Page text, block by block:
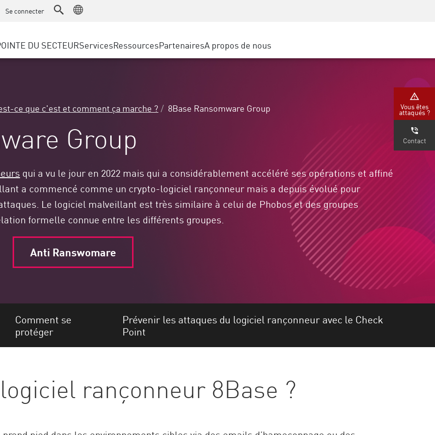
SASE
l’IdO Solutions
sécurisé Edge
Gouvernement local et d’État
Opérateurs télécom / Fournisseurs de service
DU SECTEURServices
Gestion technique avancée des comptes
RessourcesÉvénements & webinaire
Partenaires
Google Cloud PlatformA propos de nous
Se connecter
ce que c'est et comment ça marche ? 8Base Ransomware Group
Group
qui a vu le jour en 2022 mais qui a considérablement accéléré ses opérations et affiné
a commencé comme un crypto-logiciel rançonneur mais a depuis évolué pour
Le logiciel malveillant est très similaire à celui de Phobos et des groupes
formelle connue entre les différents groupes.
Anti Ranswomare
Comment se
protéger
Prévenir les attaques du logiciel rançonneur avec le Check
Point
rançonneur 8Base ?
Vous êtes
attaqués ?
Contact